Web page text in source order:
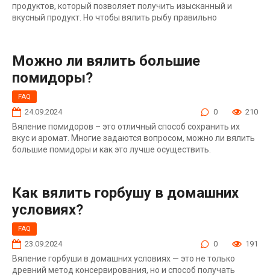
продуктов, который позволяет получить изысканный и
вкусный продукт. Но чтобы вялить рыбу правильно
Можно ли вялить большие
помидоры?
FAQ
24.09.2024 0 210
Вяление помидоров – это отличный способ сохранить их
вкус и аромат. Многие задаются вопросом, можно ли вялить
большие помидоры и как это лучше осуществить.
Как вялить горбушу в домашних
условиях?
FAQ
23.09.2024 0 191
Вяление горбуши в домашних условиях — это не только
древний метод консервирования, но и способ получать